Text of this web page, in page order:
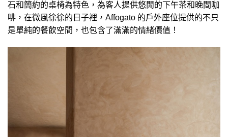
石和簡約的桌椅為特色，為客人提供悠閒的下午茶和晚間咖
啡，在微風徐徐的日子裡，Affogato 的戶外座位提供的不只
是單純的餐飲空間，也包含了滿滿的情緒價值！